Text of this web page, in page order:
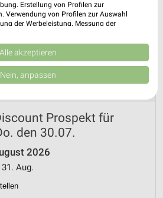
Prospekt für
den 30.07.
2026
Aug.
Erstellung von Profilen zur
Verwendung von Profilen zur Auswahl
der Werbeleistung. Messung der
verschiedenen Quellen. Entwicklung und
reduzierter Daten zur Auswahl
Union weitergegeben und in die
Anbieter)
Zwecke:
auf Informationen
Alle akzeptieren
Nein, anpassen